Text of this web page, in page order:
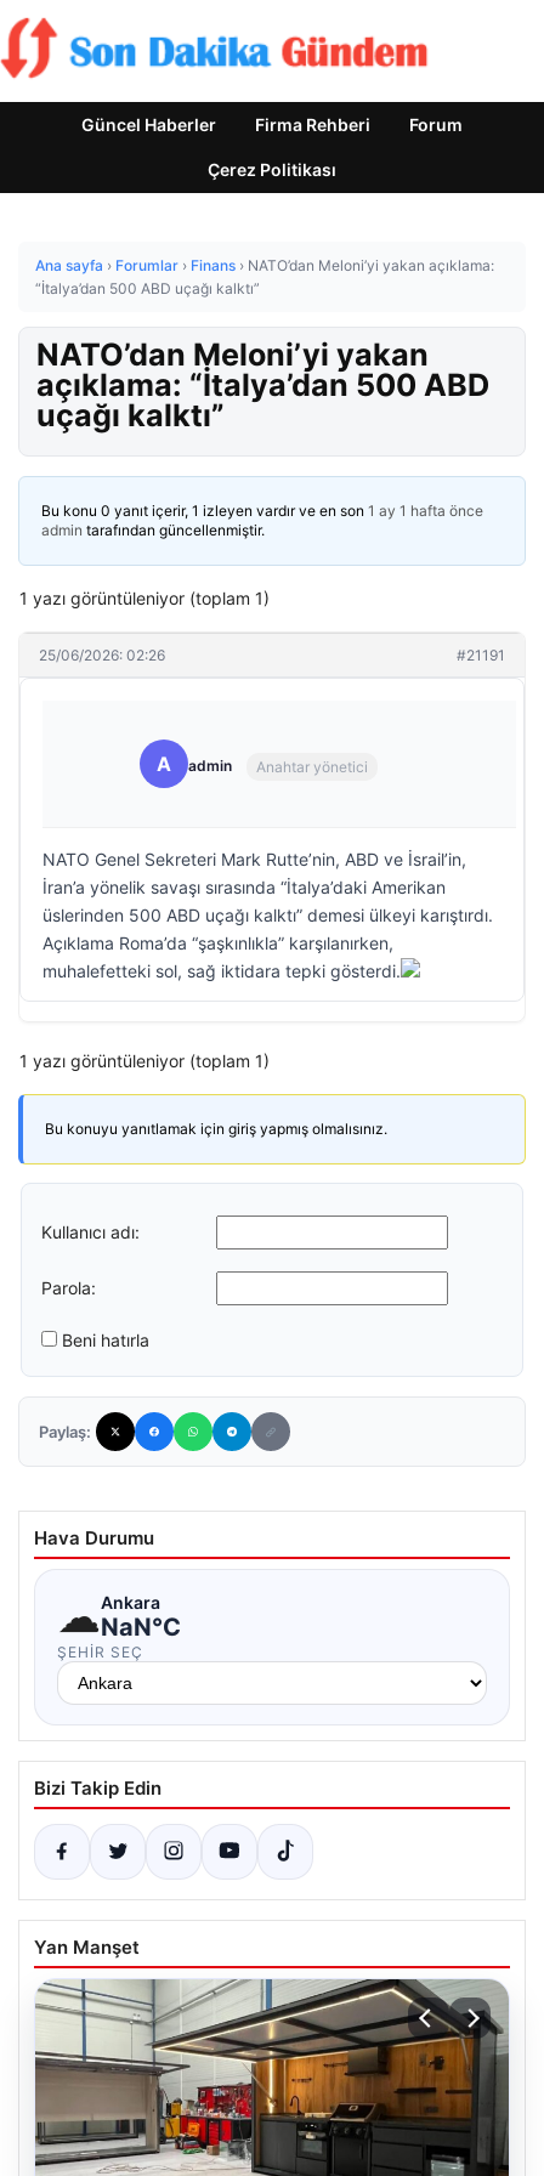
Güncel Haberler Firma Rehberi Forum
Çerez Politikası
Ana sayfa › Forumlar › Finans › NATO’dan Meloni’yi yakan açıklama:
“İtalya’dan 500 ABD uçağı kalktı”
NATO’dan Meloni’yi yakan
açıklama: “İtalya’dan 500 ABD
uçağı kalktı”
Bu konu 0 yanıt içerir, 1 izleyen vardır ve en son 1 ay 1 hafta önce
admin tarafından güncellenmiştir.
1 yazı görüntüleniyor (toplam 1)
25/06/2026: 02:26 #21191
A admin Anahtar yönetici
NATO Genel Sekreteri Mark Rutte’nin, ABD ve İsrail’in,
İran’a yönelik savaşı sırasında “İtalya’daki Amerikan
üslerinden 500 ABD uçağı kalktı” demesi ülkeyi karıştırdı.
Açıklama Roma’da “şaşkınlıkla” karşılanırken,
muhalefetteki sol, sağ iktidara tepki gösterdi.
1 yazı görüntüleniyor (toplam 1)
Bu konuyu yanıtlamak için giriş yapmış olmalısınız.
Kullanıcı adı:
Parola:
Beni hatırla
Paylaş:
Hava Durumu
☁Ankara
NaN°C
ŞEHIR SEÇ
Bizi Takip Edin
Yan Manşet